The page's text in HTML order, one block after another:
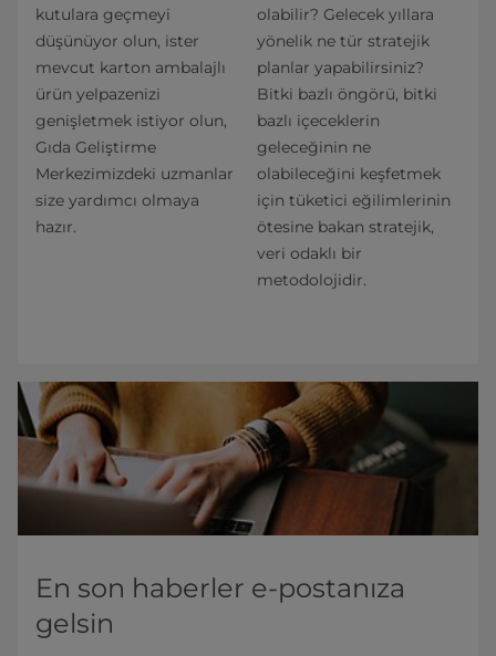
kutulara geçmeyi
düşünüyor olun, ister
mevcut karton ambalajlı
ürün yelpazenizi
genişletmek istiyor olun,
Gıda Geliştirme
Merkezimizdeki uzmanlar
size yardımcı olmaya
hazır.
olabilir? Gelecek yıllara
yönelik ne tür stratejik
planlar yapabilirsiniz?
Bitki bazlı öngörü, bitki
bazlı içeceklerin
geleceğinin ne
olabileceğini keşfetmek
için tüketici eğilimlerinin
ötesine bakan stratejik,
veri odaklı bir
metodolojidir.
En son haberler e-postanıza
gelsin